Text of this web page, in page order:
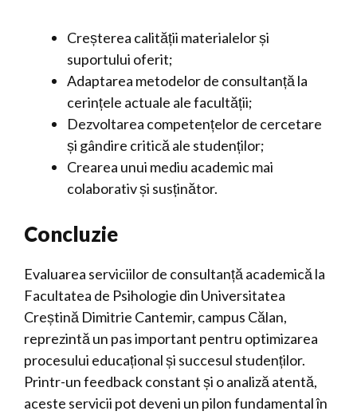
Creșterea calității materialelor și
suportului oferit;
Adaptarea metodelor de consultanță la
cerințele actuale ale facultății;
Dezvoltarea competențelor de cercetare
și gândire critică ale studenților;
Crearea unui mediu academic mai
colaborativ și susținător.
Concluzie
Evaluarea serviciilor de consultanță academică la
Facultatea de Psihologie din Universitatea
Creștină Dimitrie Cantemir, campus Călan,
reprezintă un pas important pentru optimizarea
procesului educațional și succesul studenților.
Printr-un feedback constant și o analiză atentă,
aceste servicii pot deveni un pilon fundamental în